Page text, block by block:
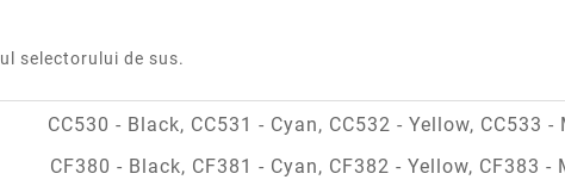
selectorului de sus.
CC530 - Black, CC531 - Cyan, CC532 - Yellow, CC533 -
CF380 - Black, CF381 - Cyan, CF382 - Yellow, CF383 -